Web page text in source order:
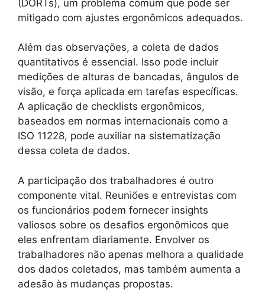
(DORTs), um problema comum que pode ser
mitigado com ajustes ergonômicos adequados.
Além das observações, a coleta de dados
quantitativos é essencial. Isso pode incluir
medições de alturas de bancadas, ângulos de
visão, e força aplicada em tarefas específicas.
A aplicação de checklists ergonômicos,
baseados em normas internacionais como a
ISO 11228, pode auxiliar na sistematização
dessa coleta de dados.
A participação dos trabalhadores é outro
componente vital. Reuniões e entrevistas com
os funcionários podem fornecer insights
valiosos sobre os desafios ergonômicos que
eles enfrentam diariamente. Envolver os
trabalhadores não apenas melhora a qualidade
dos dados coletados, mas também aumenta a
adesão às mudanças propostas.